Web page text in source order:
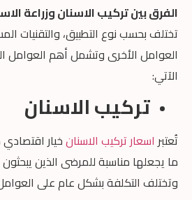
الفرق بين تركيب الاسنان وزراعة
تختلف بحسب نوع التطبيق، والتقنيات
العوامل الأخرى وتشمل أهم العوامل
الآتي:
تركيب الاسنان
تُعتبراسعار تركيب الاسنانخيار اقتصادي
ما يجعلها مناسبة للمرضى الذين
وتختلف التكلفة بشكل عام على العوامل